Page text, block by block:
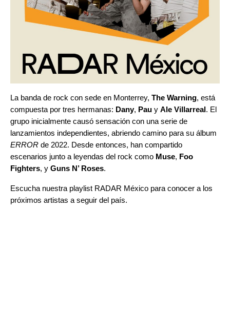
La banda de rock con sede en Monterrey, The Warning, está
compuesta por tres hermanas: Dany, Pau y Ale Villarreal. El
grupo inicialmente causó sensación con una serie de
lanzamientos independientes, abriendo camino para su álbum
ERROR de 2022. Desde entonces, han compartido
escenarios junto a leyendas del rock como Muse, Foo
Fighters, y Guns N’ Roses.
Escucha nuestra playlist RADAR México para conocer a los
próximos artistas a seguir del país.